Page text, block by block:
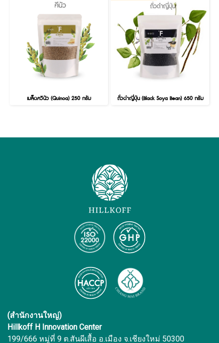
เมล็ดควินัว (Quinoa) 250 กรัม ถั่วดำญี่ปุ่น (Black Soya Bean) 650 กรัม
(สำนักงานใหญ่)
Hillkoff H Innovation Center
199/666 หมู่ที่ 9 ต.สันผีเสื้อ อ.เมือง จ.เชียงใหม่ 50300